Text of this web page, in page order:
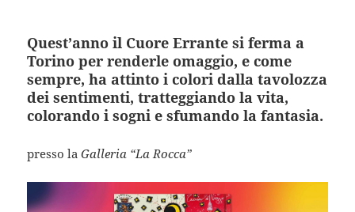
Quest’anno il Cuore Errante si ferma a
Torino per renderle omaggio, e come
sempre, ha attinto i colori dalla tavolozza
dei sentimenti, tratteggiando la vita,
colorando i sogni e sfumando la fantasia.
presso la Galleria “La Rocca”